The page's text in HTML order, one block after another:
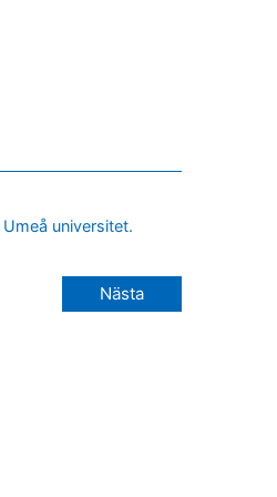
universitet.
Nästa